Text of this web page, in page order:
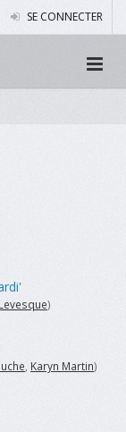
SE CONNECTER
)
, Karyn Martin)